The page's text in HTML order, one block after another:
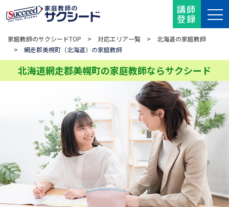
講師
登録
家庭教師のサクシードTOP > 対応エリア一覧 > 北海道の家庭教師
> 網走郡美幌町（北海道）の家庭教師
北海道網走郡美幌町の家庭教師ならサクシード